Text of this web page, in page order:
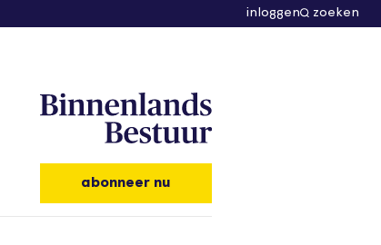
inloggen zoeken
abonneer nu